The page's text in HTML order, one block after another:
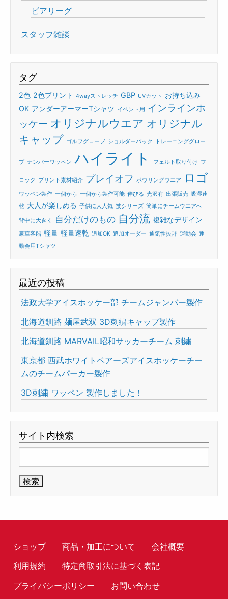
ビアリーグ
スタッフ雑談
タグ
2色 2色プリント 4wayストレッチ GBP UVカット
お持ち込み
OK アンダーアーマーTシャツ イベント用
インラインホ
ッケー オリジナルウエア オリジナル
キャップ ゴルフグローブ ショルダーバック トレーニンググロー
ブ ナンバーワッペン ハイライト フェルト取り付け フ
ロック プリント素材紹介 プレイオフ ボウリングウエア ロゴ
ワッペン製作 一個から 一個から製作可能 伸びる 光沢有 出張販売 吸湿速
乾 大人が楽しめる 子供に大人気 技シリーズ 簡単にチームウエアへ
背中に大きく 自分だけのもの 自分流 複雑なデザイン
豪華客船 軽量 軽量速乾 追加OK 追加オーダー 通気性抜群 運動会 運
動会用Tシャツ
最近の投稿
法政大学アイスホッケー部 チームジャンバー製作
北海道釧路 麺屋武双 3D刺繍キャップ製作
北海道釧路 MARVAIL昭和サッカーチーム 刺繍
東京都 西武ホワイトベアーズアイスホッケーチー
ムのチームパーカー製作
3D刺繍 ワッペン 製作しました！
サイト内検索
索:
ショップ 商品・加工について
会社概要
利用規約
特定商取引法に基づく表記
プライバシーポリシー
お問い合わせ